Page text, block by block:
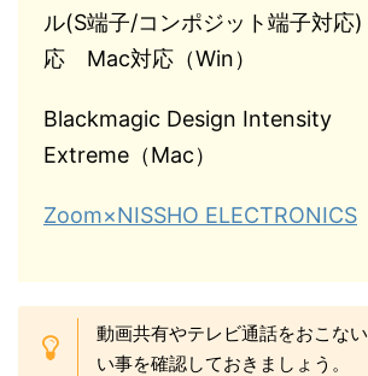
ル(S端子/コンポジット端子対
応 Mac対応（Win）
Blackmagic Design Intensity
Extreme（Mac）
Zoom×NISSHO ELECTRONICS
動画共有やテレビ通話をおこな
い事を確認しておきましょう。